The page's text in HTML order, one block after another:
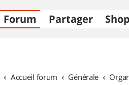
Forum Partager Shop
Accueil forum Générale